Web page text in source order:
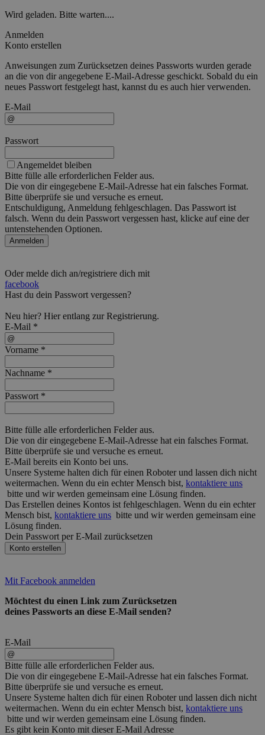
Wird geladen. Bitte warten....
Anmelden
Konto erstellen
Anweisungen zum Zurücksetzen deines Passworts wurden gerade
an die von dir angegebene E-Mail-Adresse geschickt. Sobald du ein
neues Passwort festgelegt hast, kannst du es auch hier verwenden.
E-Mail
Passwort
Angemeldet bleiben
Bitte fülle alle erforderlichen Felder aus.
Die von dir eingegebene E-Mail-Adresse hat ein falsches Format.
Bitte überprüfe sie und versuche es erneut.
Entschuldigung, Anmeldung fehlgeschlagen. Das Passwort ist
falsch. Wenn du dein Passwort vergessen hast, klicke auf eine der
untenstehenden Optionen.
Anmelden
Oder melde dich an/registriere dich mit
facebook
Hast du dein Passwort vergessen?
Neu hier? Hierentlang zur Registrierung.
E-Mail *
Vorname *
Nachname *
Passwort *
Bitte fülle alle erforderlichen Felder aus.
Die von dir eingegebene E-Mail-Adresse hat ein falsches Format.
Bitte überprüfe sie und versuche es erneut.
E-Mail bereits ein Konto bei uns.
Unsere Systeme halten dich für einen Roboter und lassen dich nicht
weitermachen. Wenn du ein echter Mensch bist, kontaktiere uns
bitte und wir werden gemeinsam eine Lösung finden.
Das Erstellen deines Kontos ist fehlgeschlagen. Wenn du ein echter
Mensch bist, kontaktiere uns bitte und wir werden gemeinsam eine
Lösung finden.
Dein Passwort per E-Mail zurücksetzen
Konto erstellen
Mit Facebook anmelden
Möchtest du einen Link zum Zurücksetzen
deines Passworts an diese E-Mail senden?
E-Mail
Bitte fülle alle erforderlichen Felder aus.
Die von dir eingegebene E-Mail-Adresse hat ein falsches Format.
Bitte überprüfe sie und versuche es erneut.
Unsere Systeme halten dich für einen Roboter und lassen dich nicht
weitermachen. Wenn du ein echter Mensch bist, kontaktiere uns
bitte und wir werden gemeinsam eine Lösung finden.
Es gibt kein Konto mit dieser E-Mail Adresse